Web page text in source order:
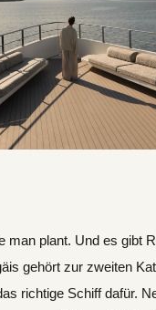
man plant. Und es gibt
gehört zur zweiten
richtige Schiff dafür.